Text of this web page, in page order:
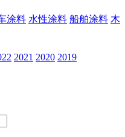
涂料 水性涂料 船舶涂料 木
2021 2020 2019